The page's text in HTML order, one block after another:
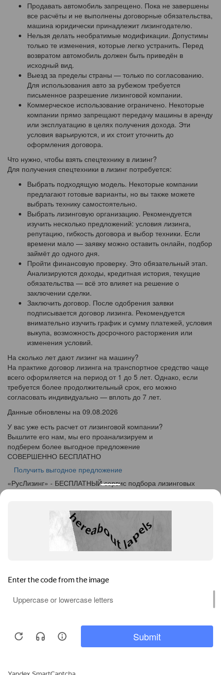
Продавать автомобиль запрещено. Пока не завершены
все расчёты и не выполнены договорные обязательства,
машина юридически принадлежит лизингодателю.
Нельзя делать необратимые модификации. Допустимы
только те изменения, которые легко устранить. Перед
возвратом автомобиль должен быть приведён в
исходный вид.
Выезд за пределы страны — только по согласованию.
Для использования авто за рубежом требуется
письменное разрешение лизинговой компании.
Коммерческое использование ограничено. Некоторые
компании прямо запрещают передачу машины в аренду
или эксплуатацию в целях получения дохода. Эти
условия варьируются, и их стоит уточнить до
оформления договора.
Что нужно, чтобы взять спецтехнику в лизинг?
Для получения спецтехники в лизинг потребуется:
Выбрать подходящую модель. Некоторые компании
предлагают готовые варианты, но вы также можете
выбрать технику самостоятельно.
Выбрать лизинговую организацию. Рекомендуется
изучить несколько предложений: условия лизинга,
репутацию, гибкость договора и выбор техники. Если
времени мало — заявку можно оставить онлайн, подбор
займёт до одного дня.
Пройти финансовую проверку. Это обязательный этап.
Анализируются доходы, кредитная история, текущие
обязательства — всё это влияет на решение о
заключении сделки.
Заключить договор. После одобрения заявки
подписывается договор лизинга. Рекомендуется
внимательно изучить график и сумму платежей, условия
выкупа, возможность досрочного расторжения или
изменения условий.
На сколько лет дают лизинг на машину?
На практике договор лизинга на транспортное средство чаще
всего оформляется на период от 1 до 5 лет. Однако, если
требуется более продолжительный срок, его можно
согласовать индивидуально — вплоть до 7 лет.
Данные обновлены на 09.08.2026
У вас уже есть расчет от лизинговой компании?
Вышлите его нам, мы его проанализируем и
подберем более выгодное предложение
СОВЕРШЕННО БЕСПЛАТНО
Получить выгодное предложение
«РусЛизинг» - БЕСПЛАТНЫЙ сервис подбора лизинговых
+7 (495) 103-49-76
664005, Иркутская Область, г. Иркутск, ул. Маяковского дом
Калькулятор
Кейсы Клиентам
О компании
Контакты
Политика конфиденциальности